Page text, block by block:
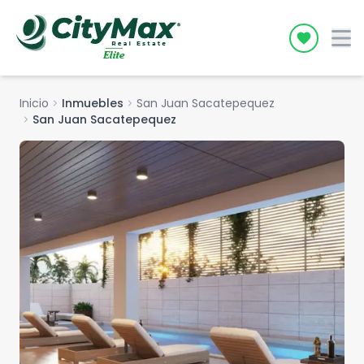
Icon
Inicio chevron_right Inmuebles chevron_right San Juan Sacatepequez
chevron_right San Juan Sacatepequez